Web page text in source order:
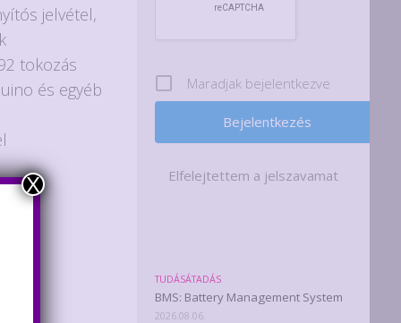
jelvétel,
tokozás
és egyéb
Maradjak bejelentkezve
Elfelejtettem a jelszavamat
TUDÁSÁTADÁS
BMS: Battery Management System
2026.08.06.
X